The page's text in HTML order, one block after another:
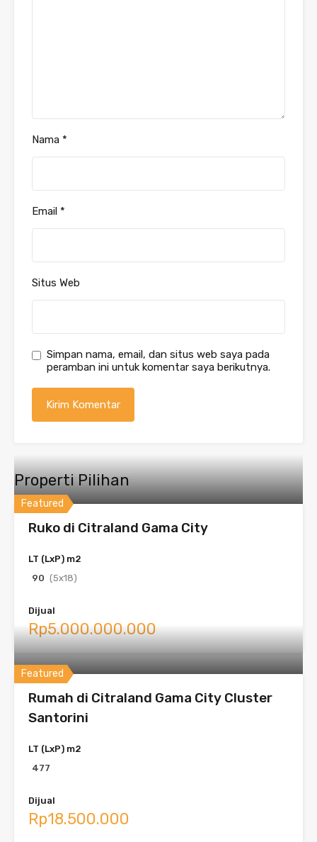
Nama *
Email *
Situs Web
Simpan nama, email, dan situs web saya pada
peramban ini untuk komentar saya berikutnya.
Properti Pilihan
Featured
Ruko di Citraland Gama City
LT (LxP) m2
90 (5x18)
Dijual
Rp5.000.000.000
Featured
Rumah di Citraland Gama City Cluster
Santorini
LT (LxP) m2
477
Dijual
Rp18.500.000